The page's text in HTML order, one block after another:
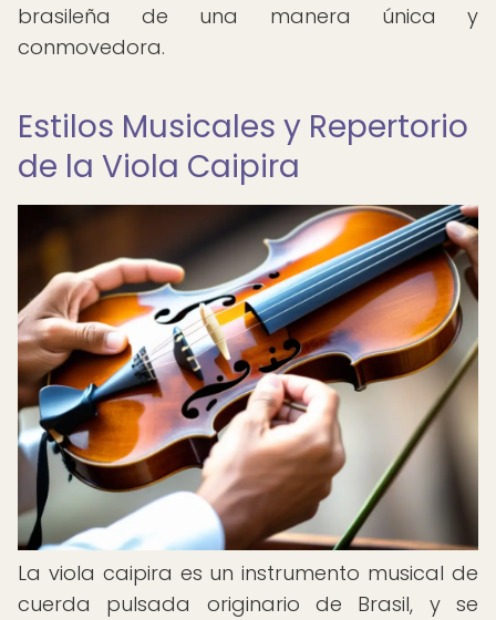
brasileña de una manera única y
conmovedora.
Estilos Musicales y Repertorio
de la Viola Caipira
La viola caipira es un instrumento musical de
cuerda pulsada originario de Brasil, y se